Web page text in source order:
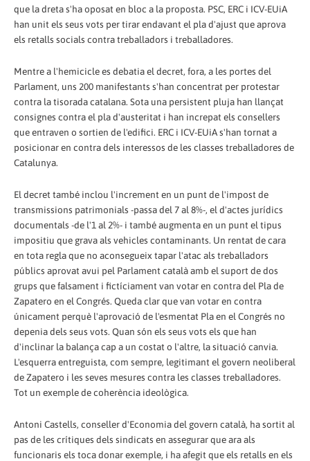
que la dreta s'ha oposat en bloc a la proposta. PSC, ERC i ICV-EUiA
han unit els seus vots per tirar endavant el pla d'ajust que aprova
els retalls socials contra treballadors i treballadores.
Mentre a l'hemicicle es debatia el decret, fora, a les portes del
Parlament, uns 200 manifestants s'han concentrat per protestar
contra la tisorada catalana. Sota una persistent pluja han llançat
consignes contra el pla d'austeritat i han increpat els consellers
que entraven o sortien de l'edifici. ERC i ICV-EUiA s'han tornat a
posicionar en contra dels interessos de les classes treballadores de
Catalunya.
El decret també inclou l'increment en un punt de l'impost de
transmissions patrimonials -passa del 7 al 8%-, el d'actes jurídics
documentals -de l'1 al 2%- i també augmenta en un punt el tipus
impositiu que grava als vehicles contaminants. Un rentat de cara
en tota regla que no aconsegueix tapar l'atac als treballadors
públics aprovat avui pel Parlament català amb el suport de dos
grups que falsament i fictíciament van votar en contra del Pla de
Zapatero en el Congrés. Queda clar que van votar en contra
únicament perquè l'aprovació de l'esmentat Pla en el Congrés no
depenia dels seus vots. Quan són els seus vots els que han
d'inclinar la balança cap a un costat o l'altre, la situació canvia.
L'esquerra entreguista, com sempre, legitimant el govern neoliberal
de Zapatero i les seves mesures contra les classes treballadores.
Tot un exemple de coherència ideològica.
Antoni Castells, conseller d'Economia del govern català, ha sortit al
pas de les crítiques dels sindicats en assegurar que ara als
funcionaris els toca donar exemple, i ha afegit que els retalls en els